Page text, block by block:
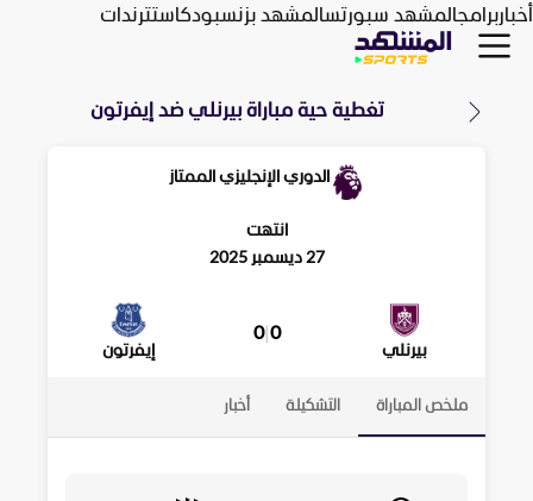
أخباربرامجالمشهد سبورتسالمشهد بزنسبودكاستترندات
تغطية حية مباراةبيرنلي ضد إيفرتون
الدوري الإنجليزي الممتاز
انتهت
27 ديسمبر 2025
بيرنلي
0
|
0
إيفرتون
ملخص المباراة التشكيلة أخبار